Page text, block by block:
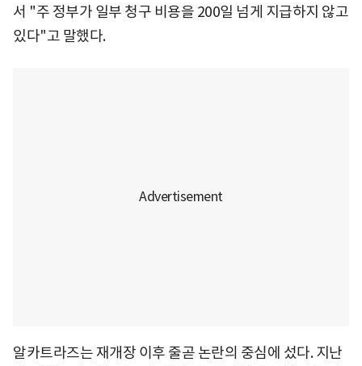
서 "주 정부가 일부 청구 비용을 200일 넘게 지급하지 않고
있다"고 말했다.
알카트라즈는 재개장 이후 줄곧 논란의 중심에 섰다. 지난